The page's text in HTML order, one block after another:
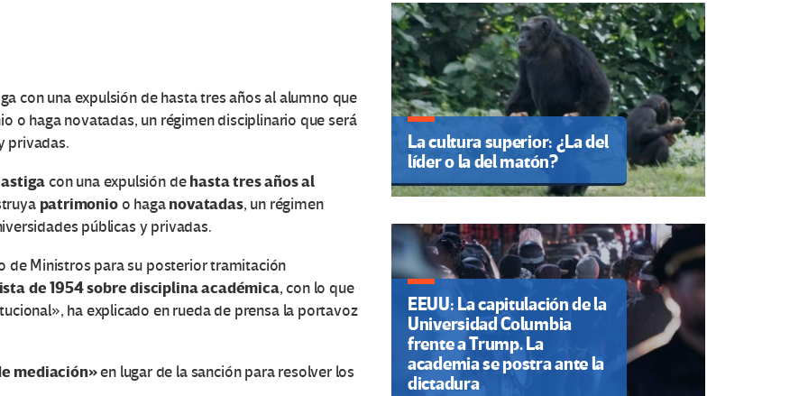
con una expulsión de hasta tres años al alumno que
o haga novatadas, un régimen disciplinario que será
privadas.
con una expulsión dehasta tres años al
patrimonioo haganovatadas, un régimen
públicas y privadas.
de Ministros para su posterior tramitación
de 1954 sobre disciplina académica, con lo que
ha explicado en rueda de prensa la portavoz
mediación»en lugar de la sanción para resolver los
La cultura superior: ¿La del
líder o la del matón?
EEUU: La capitulación de la
Universidad Columbia
frente a Trump. La
academia se postra ante la
dictadura